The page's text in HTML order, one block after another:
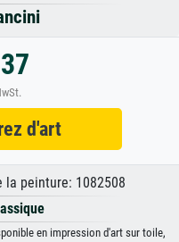
d'art
peinture: 1082508
en impression d'art sur toile,